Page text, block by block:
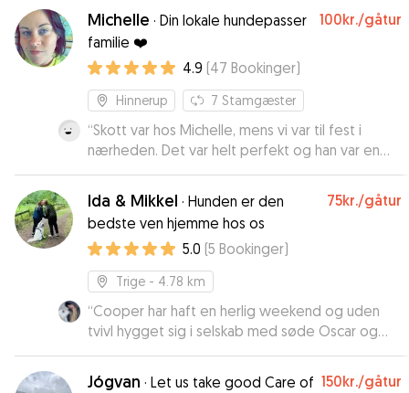
Michelle · Din lokale hundepasser
familie ❤️
100kr./gåtur
4.9 (47 Bookinger)
Hinnerup 7 Stamgæster
“Skott var hos Michelle, mens vi var til fest i
nærheden. Det var helt perfekt og han var en
glad hund, både da han kom, og da vi hentede
ham. Michelle var god til at spørge ind til pleje
og temperament, som vi ikke havde tænkt på.
Og før vi hentede ham, havde de gået en god
tur, så han var klar til den lange biltur. Man kan
roligt overlade sin hund til Michelle.
Ida & Mikkel · Hunden er den
bedste ven hjemme hos os
75kr./gåtur
5.0 (5 Bookinger)
Trige - 4.78 km
“Cooper har haft en herlig weekend og uden
tvivl hygget sig i selskab med søde Oscar og
hans familie ☺️”
Jógvan · Let us take good Care of 150kr./gåtur